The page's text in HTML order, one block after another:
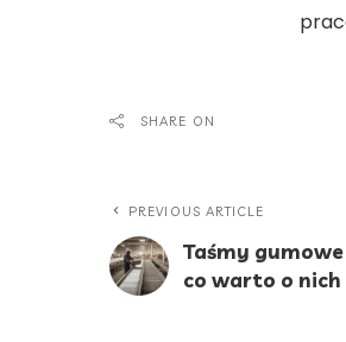
SHARE ON
PREVIOUS ARTICLE
Taśmy
co warto o nich